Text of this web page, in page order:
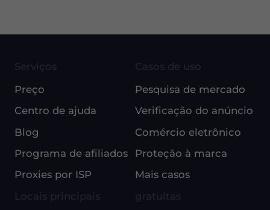
Serviços
Preço
Centro de ajuda
Blog
Programa de afiliados
Proxies por ISP
Casos de uso
Pesquisa de mercado
Verificação do anúncio
Comércio eletrônico
Proteção à marca
Mais casos
Locais principais